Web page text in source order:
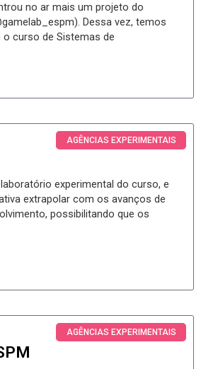
no ar mais um projeto do
Dessa vez, temos
curso de Sistemas de
AGÊNCIAS EXPERIMENTAIS
experimental do curso, e
extrapolar com os avanços de
possibilitando que os
AGÊNCIAS EXPERIMENTAIS